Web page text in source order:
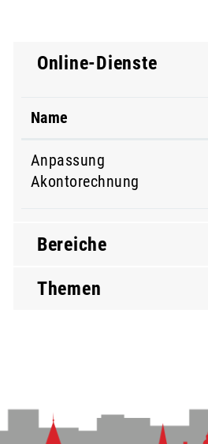
Online-Dienste
Name
Anpassung
Akontorechnung
Bereiche
Themen